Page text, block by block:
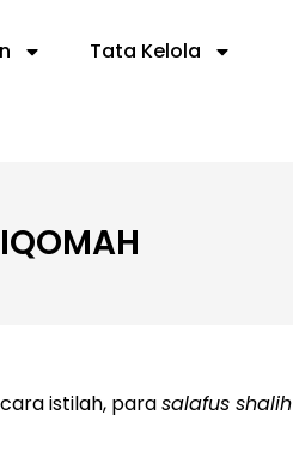
Tata Kelola
istilah, parasalafus shalih